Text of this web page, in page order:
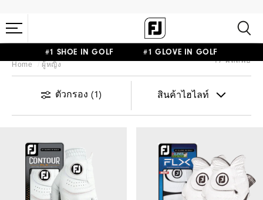
#1 SHOE IN GOLF #1 GLOVE IN GOLF
Home ผู้หญิง 17 ผลลัพธ์
ตัวกรอง (1)